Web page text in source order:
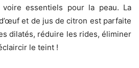
voire essentiels pour la peau. La
et de jus de citron est parfaite
dilatés, réduire les rides, éliminer
le teint !